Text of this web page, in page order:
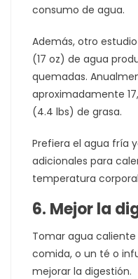
consumo de agua.
Además, otro
(17 oz) de agua
quemadas.
aproximadamente
(4.4 lbs) de grasa.
Prefiera el agua fría
adicionales para
temperatura
6. Mejor la
Tomar agua
comida, o un té o
mejorar la digestión.